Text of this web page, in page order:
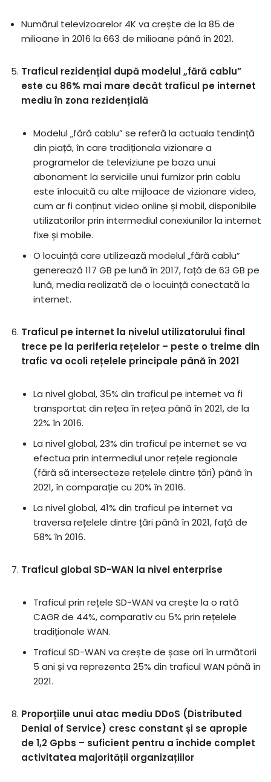
Numărul televizoarelor 4K va crește de la 85 de
milioane în 2016 la 663 de milioane până în 2021.
Traficul rezidențial după modelul „fără cablu”
este cu 86% mai mare decât traficul pe internet
mediu în zona rezidențială
Modelul „fără cablu” se referă la actuala tendință
din piață, în care tradiționala vizionare a
programelor de televiziune pe baza unui
abonament la serviciile unui furnizor prin cablu
este înlocuită cu alte mijloace de vizionare video,
cum ar fi conținut video online și mobil, disponibile
utilizatorilor prin intermediul conexiunilor la internet
fixe și mobile.
O locuință care utilizează modelul „fără cablu”
generează 117 GB pe lună în 2017, față de 63 GB pe
lună, media realizată de o locuință conectată la
internet.
Traficul pe internet la nivelul utilizatorului final
trece pe la periferia rețelelor – peste o treime din
trafic va ocoli rețelele principale până în 2021
La nivel global, 35% din traficul pe internet va fi
transportat din rețea în rețea până în 2021, de la
22% în 2016.
La nivel global, 23% din traficul pe internet se va
efectua prin intermediul unor rețele regionale
(fără să intersecteze rețelele dintre țări) până în
2021, în comparație cu 20% în 2016.
La nivel global, 41% din traficul pe internet va
traversa rețelele dintre țări până în 2021, față de
58% în 2016.
Traficul global SD-WAN la nivel enterprise
Traficul prin rețele SD-WAN va crește la o rată
CAGR de 44%, comparativ cu 5% prin rețelele
tradiționale WAN.
Traficul SD-WAN va crește de șase ori în următorii
5 ani și va reprezenta 25% din traficul WAN până în
2021.
Proporțiile unui atac mediu DDoS (Distributed
Denial of Service) cresc constant și se apropie
de1,2 Gpbs – suficient pentru a închide complet
activitatea majorității organizațiilor